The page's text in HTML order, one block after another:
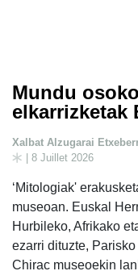
Mundu
elkarrizketak
Xalbat Alzugarai
| 8 Juillet 2026
‘Mitologiak'
museoan. Euskal
Hurbileko, Afrikako
ezarri dituzte,
Chirac museoekin